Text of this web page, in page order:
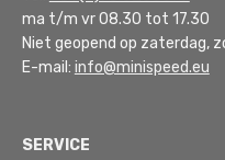
ma t/m vr 08.30 tot 17.30
Niet geopend op zaterdag,
E-mail: info@minispeed.eu
SERVICE